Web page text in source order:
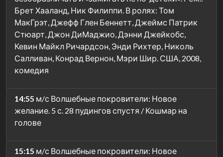
Брет Хааланд, Ник Филиппи. В ролях: Том
МакГрэт, Джефф Глен Беннетт, Джеймс Патрик
Стюарт, Джон ДиМаджио, Дэнни Джейкобс,
Кевин Майкл Ричардсон, Энди Рихтер, Николь
Салливан, Конрад Вернон, Мэри Шир. США, 2008,
комедия
14:55 м/с Волшебные покровители: Новое
желание. 5 с. 28 пудингов спустя / Кошмар на
голове
15:15 м/с Волшебные покровители: Новое